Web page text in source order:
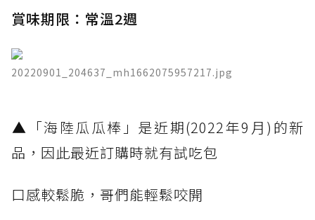
賞味期限：常溫2週
20220901_204637_mh1662075957217.jpg
​▲「海陸瓜瓜棒」是近期(2022年9月)的新
品，因此最近訂購時就有試吃包
口感較鬆脆，哥們能輕鬆咬開